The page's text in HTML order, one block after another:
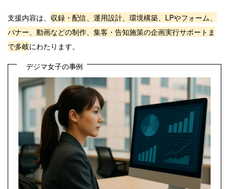
支援内容は、 収録・配信、運用設計、環境構築、LPやフォーム、
バナー、動画などの制作、集客・告知施策の企画実行サポートま
で多岐にわたります。
デジマ女子の事例